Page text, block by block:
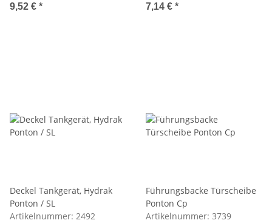
9,52 € * 7,14 € *
Deckel Tankgerät, Hydrak
Ponton / SL
Artikelnummer: 2492
Führungsbacke Türscheibe
Ponton Cp
Artikelnummer: 3739